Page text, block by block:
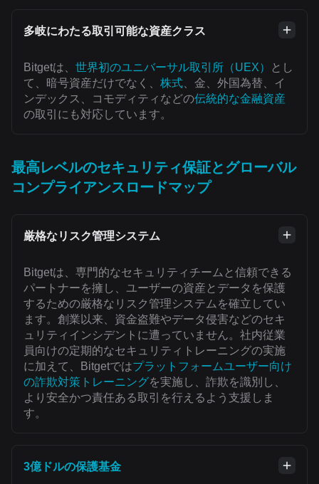
多岐にわたる取引可能な資産クラス
Bitgetは、 世界初のユニバーサル取引所（UEX）
とし
て、暗号資産だけでなく、 株式 、金、外国為替、イ
ンデックス、コモディティなどの伝統的な金融資産
の取引にも対応しています。
最高レベルのセキュリティ保証とグローバル
コンプライアンスロードマップ
厳格なリスク管理システム
Bitgetは、専門的なセキュリティチームと信頼できる
パートナーを擁し、ユーザーの資産とデータを保護
するための厳格なリスク管理システムを確立してい
ます。創業以来、資金盗難やデータ侵害などのセキ
ュリティインシデントに遭っていません。社内従業
員向けの定期的なセキュリティトレーニングの実施
に加えて、Bitgetではプラットフォームユーザー向け
の詐欺対策トレーニングを実施し、詐欺を識別し、
より安全かつ責任ある取引を行えるよう支援しま
す。
3億ドルの保護基金